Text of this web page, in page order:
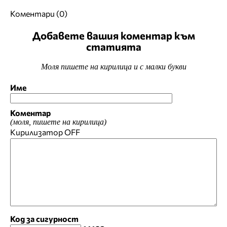
Коментари (0)
Добавете вашия коментар към
статията
Моля пишете на кирилица и с малки букви
Име
Коментар
(моля, пишете на кирилица)
КирилизаторOFF
Код за сигурност